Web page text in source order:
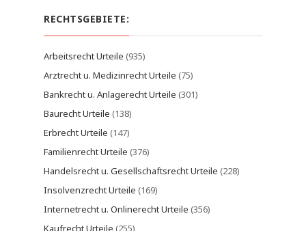
RECHTSGEBIETE:
Arbeitsrecht Urteile (935)
Arztrecht u. Medizinrecht Urteile (75)
Bankrecht u. Anlagerecht Urteile (301)
Baurecht Urteile (138)
Erbrecht Urteile (147)
Familienrecht Urteile (376)
Handelsrecht u. Gesellschaftsrecht Urteile (228)
Insolvenzrecht Urteile (169)
Internetrecht u. Onlinerecht Urteile (356)
Kaufrecht Urteile (255)